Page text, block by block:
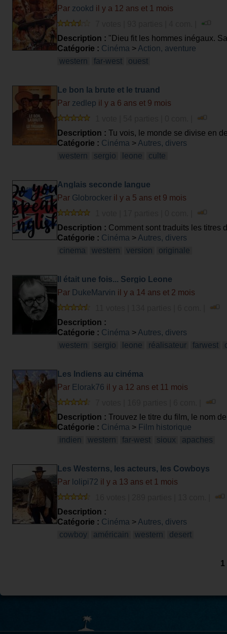
Par zookd il y a 12 ans et 1 mois
Description : "Dieu fit les hommes inégaux.
western. Saurez-vous identifier un titre a partir
Catégorie : Cinéma > Action, aventure
western
far-west ouest
Le bon la brute et le truand
Par zedlep il y a 6 ans et 9 mois
Description : Tu vois, le monde se divise en
Toi tu creuses.
Catégorie : Cinéma > Autres, divers
western
sergio leone culte
Anglais seconde langue
Par Globrocker il y a 5 ans et 9 mois
Description : Comment sont traduits les titres
Catégorie : Cinéma > Autres, divers
cinema
western version originale
Il était une fois... Sergio Leone
Par DukeMarvin il y a 14 ans et 2 mois
Description :
Catégorie : Cinéma > Autres, divers
western
sergio leone réalisateur farwest
Les Indiens au cinéma
Par Elorak76 il y a 12 ans et 11 mois
Description : Trouvez le titre du film, le nom
Catégorie : Cinéma > Film historique
indien
western far-west sioux apaches
Les Westerns, les acteurs, les Cowboys
Par lolipi72 il y a 13 ans et 1 mois
Description :
Catégorie : Cinéma > Autres, divers
cowboy
américain western desert
1